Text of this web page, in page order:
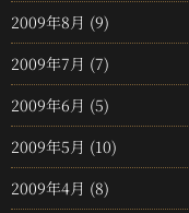
2009年8月 (9)
2009年7月 (7)
2009年6月 (5)
2009年5月 (10)
2009年4月 (8)